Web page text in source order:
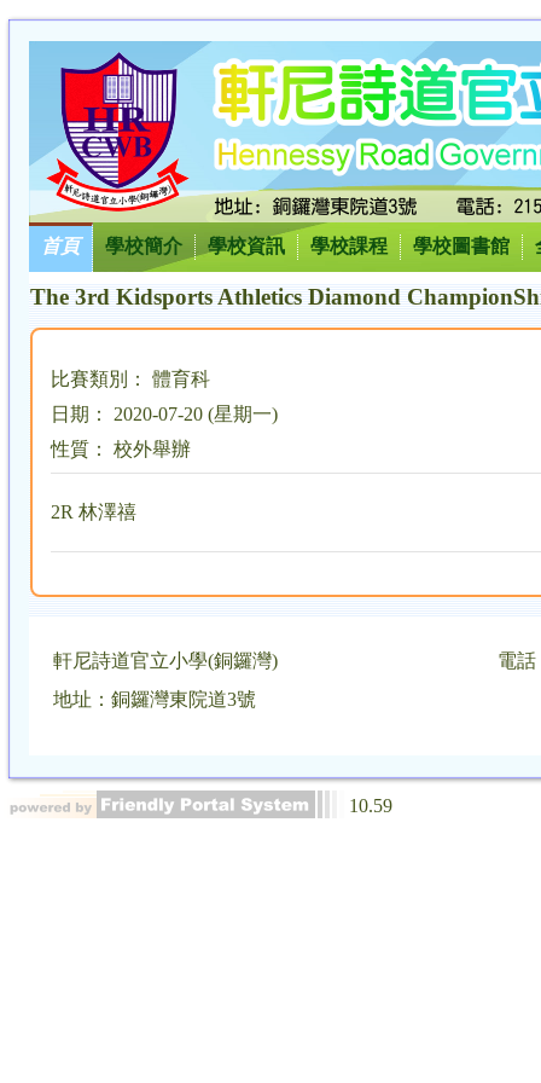
首頁 學校簡介 學校資訊 學校課程 學校圖書館
The 3rd Kidsports Athletics Diamond
比賽類別： 體育科
日期： 2020-07-20 (星期一)
性質： 校外舉辦
2R 林澤禧
軒尼詩道官立小學(銅鑼灣)
電話
地址：銅鑼灣東院道3號
10.59